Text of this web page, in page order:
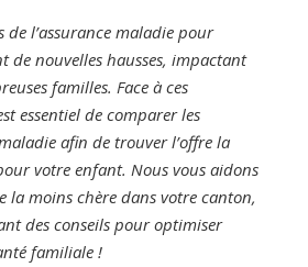
de l’assurance maladie pour
de nouvelles hausses, impactant
familles. Face à ces
essentiel de comparer les
afin de trouver l’offre la
votre enfant. Nous vous aidons
la moins chère dans votre canton,
des conseils pour optimiser
familiale !